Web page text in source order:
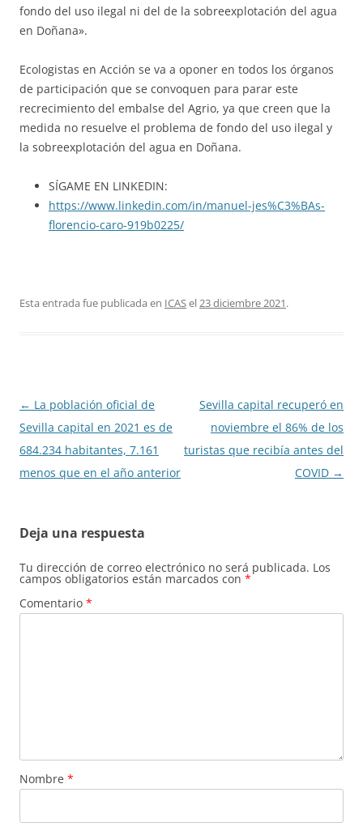
fondo del uso ilegal ni del de la sobreexplotación del agua
en Doñana».
Ecologistas en Acción se va a oponer en todos los órganos
de participación que se convoquen para parar este
recrecimiento del embalse del Agrio, ya que creen que la
medida no resuelve el problema de fondo del uso ilegal y
la sobreexplotación del agua en Doñana.
SÍGAME EN LINKEDIN:
https://www.linkedin.com/in/manuel-jes%C3%BAs-
florencio-caro-919b0225/
Esta entrada fue publicada en ICASel23 diciembre 2021.
Navegación
de
entradas
← La población oficial de
Sevilla capital en 2021 es de
684.234 habitantes, 7.161
menos que en el año anterior
Sevilla capital recuperó en
noviembre el 86% de los
turistas que recibía antes del
COVID →
Deja una respuesta
Tu dirección de correo electrónico no será publicada. Los
campos obligatorios están marcados con *
Comentario *
Nombre *